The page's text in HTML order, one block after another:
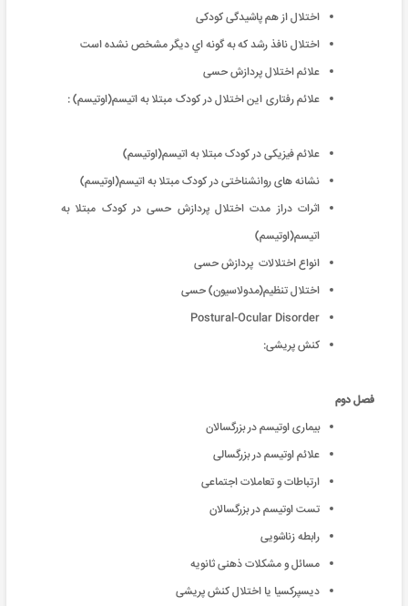
اختلال از هم پاشیدگی کودکی
اختلال نافذ رشد که به گونه اي ديگر مشخص نشده است
علائم اختلال پردازش حسی
علائم رفتاری این اختلال در کودک مبتلا به اتیسم(اوتیسم) :
علائم فیزیکی در کودک مبتلا به اتیسم(اوتیسم)
نشانه های روانشناختی در کودک مبتلا به اتیسم(اوتیسم)
اثرات دراز مدت اختلال پردازش حسی در کودک مبتلا به
اتیسم(اوتیسم)
انواع اختلالات پردازش حسی
اختلال تنظیم(مدولاسیون) حسی
Postural-Ocular Disorder
کنش پریشی:
فصل دوم
بیماری اوتیسم در بزرگسالان
علائم اوتیسم در بزرگسالی
ارتباطات و تعاملات اجتماعی
تست اوتیسم در بزرگسالان
رابطه زناشویی
مسائل و مشکلات ذهنی ثانویه
دیسپرکسیا یا اختلال کنش پریشی